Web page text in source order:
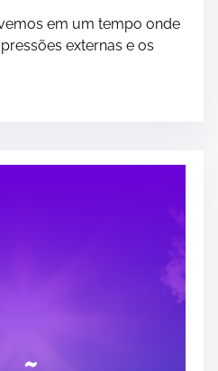
em um tempo onde
externas e os